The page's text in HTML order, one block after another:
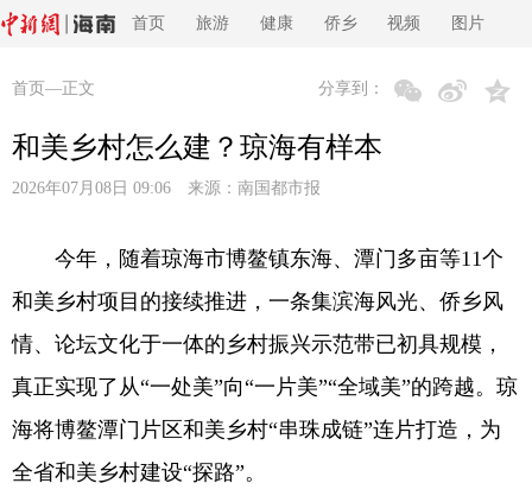
首页 旅游 健康 侨乡 视频 图片
首页 —正文 分享到：
和美乡村怎么建？琼海有样本
2026年07月08日 09:06 来源： 南国都市报
今年，随着琼海市博鳌镇东海、潭门多亩等11个
和美乡村项目的接续推进，一条集滨海风光、侨乡风
情、论坛文化于一体的乡村振兴示范带已初具规模，
真正实现了从“一处美”向“一片美”“全域美”的跨越。琼
海将博鳌潭门片区和美乡村“串珠成链”连片打造，为
全省和美乡村建设“探路”。